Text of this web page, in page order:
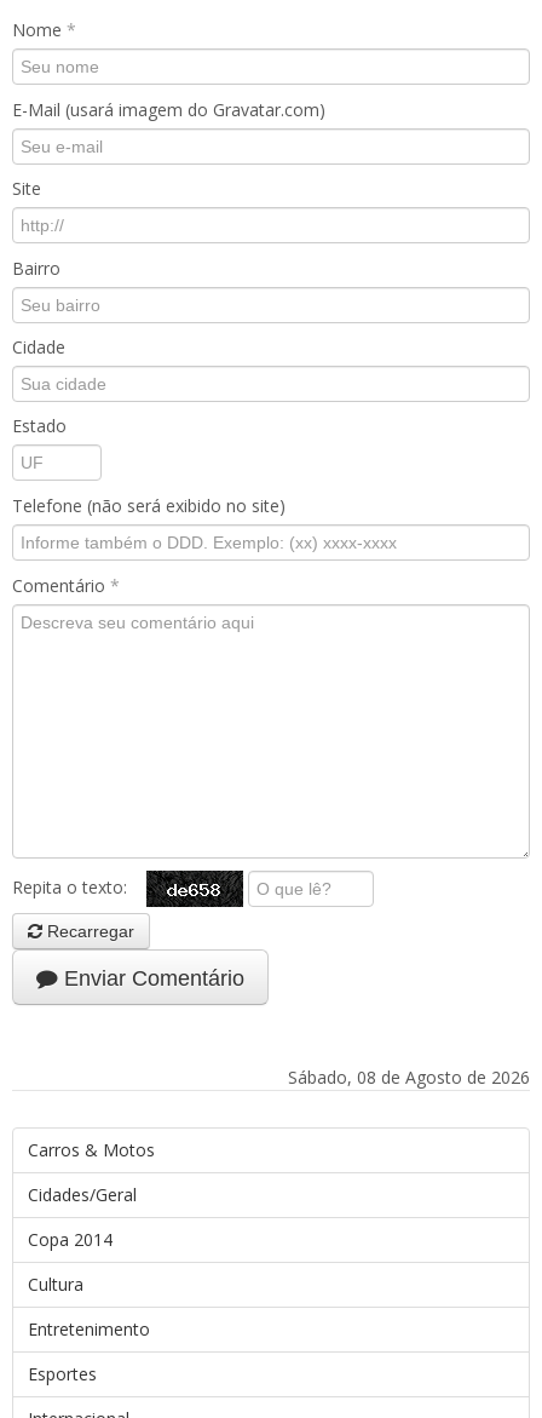
Nome *
E-Mail (usará imagem do Gravatar.com)
Site
Bairro
Cidade
Estado
Telefone (não será exibido no site)
Comentário *
Repita o texto:
Recarregar
Enviar Comentário
Sábado, 08 de Agosto de 2026
Carros & Motos
Cidades/Geral
Copa 2014
Cultura
Entretenimento
Esportes